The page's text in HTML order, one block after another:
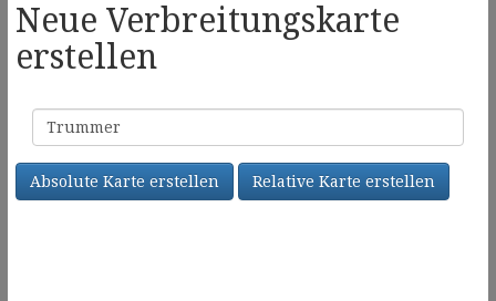
Neue Verbreitungskarte
erstellen
Familienname
Absolute Karte erstellen Relative Karte erstellen